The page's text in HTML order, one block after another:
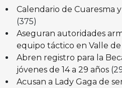
Calendario de Cuaresma
(375)
Aseguran autoridades
equipo táctico en Valle de
Abren registro para la
jóvenes de 14 a 29 años
Acusan a Lady Gaga de